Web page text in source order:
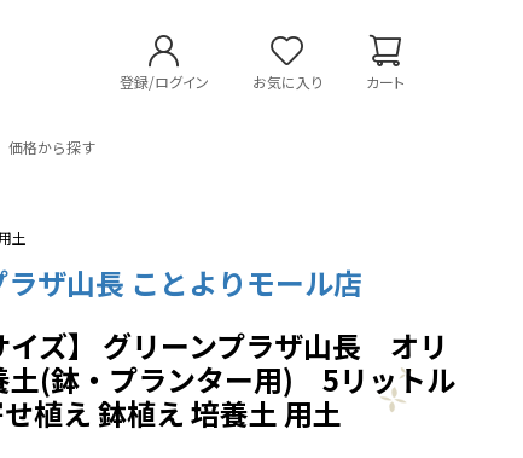
登録/ログイン お気に入り カート
価格から探す
土
ザ山長 ことよりモール店
イズ】 グリーンプラザ山長 オリ
土(鉢・プランター用) 5リットル
植え 鉢植え 培養土 用土